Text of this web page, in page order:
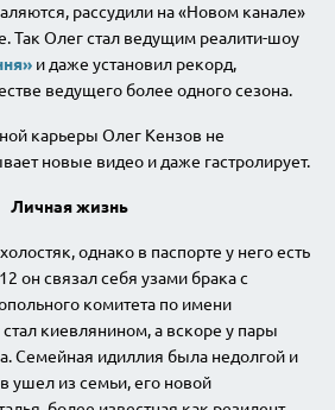
рассудили на «Новом канале»
Так Олег стал ведущим реалити-шоу
и даже установил рекорд,
ведущего более одного сезона.
карьеры Олег Кензов не
новые видео и даже гастролирует.
Личная жизнь
однако в паспорте у него есть
он связал себя узами брака с
комитета по имени
киевлянином, а вскоре у пары
Семейная идиллия была недолгой и
ушел из семьи, его новой